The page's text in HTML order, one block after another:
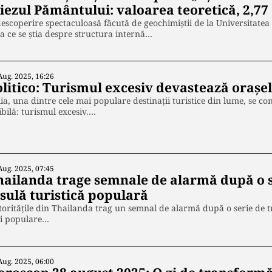
Pământului: valoarea teoretică,
spectaculoasă făcută de geochimiștii de la
ce se știa despre structura internă…
2025, 16:26
Turismul excesiv devastează
una dintre cele mai populare destinații turistice din lume, se
turismul excesiv.…
2025, 07:45
trage semnale de alarmă după o
turistică populară
din Thailanda trag un semnal de alarmă după o serie de
populare…
2025, 06:00